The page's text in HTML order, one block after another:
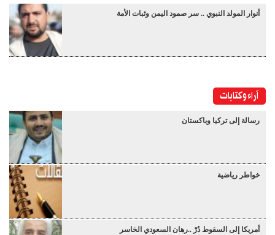
أنوار المولد النبوي .. سر صمود اليمن وثبات الأمة
آراء وكتابات
رسالة إلى تركيا وباكستان
خواطر رياضية
أمريكا إلى السقوط دُرْ ..رهان السعودي الخاسر